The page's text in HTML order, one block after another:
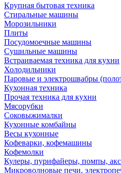
Крупная бытовая техника
Стиральные машины
Морозильники
Плиты
Посудомоечные машины
Сушильные машины
Встраиваемая техника для кухни
Холодильники
Паровые и электрошвабры
Кухонная техника
Прочая техника для кухни
Мясорубки
Соковыжималки
Кухонные комбайны
Весы кухонные
Кофеварки, кофемашины
Кофемолки
Кулеры, пурифайеры, помпы,
Микроволновые печи,